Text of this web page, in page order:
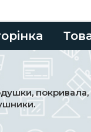
покривала,